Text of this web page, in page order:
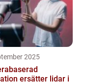
2025
ersätter lidar i